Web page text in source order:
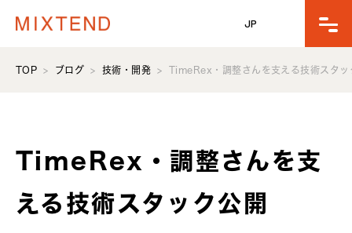
JP
TOP ブログ 技術・開発 TimeRex・調整さんを支える技術スタ
TimeRex・調整さんを支
える技術スタック公開